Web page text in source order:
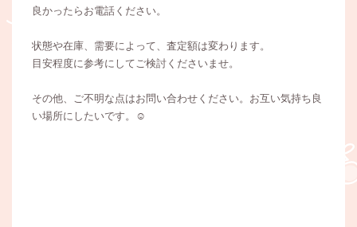
良かったらお電話ください。
状態や在庫、需要によって、査定額は変わります。
目安程度に参考にしてご検討くださいませ。
その他、ご不明な点はお問い合わせください。お互い気持ち良
い場所にしたいです。☺